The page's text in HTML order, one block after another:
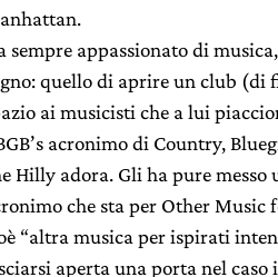
sempre appassionato di
quello di aprire un club (di
ai musicisti che a lui
acronimo di Country,
Hilly adora. Gli ha pure
che sta per Other
“altra musica per ispirati
aperta una porta nel